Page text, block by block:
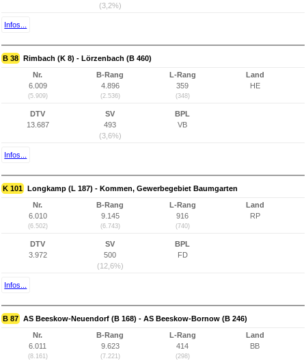
(3,2%)
Infos...
B 38 Rimbach (K 8) - Lörzenbach (B 460)
Nr.
6.009
(5.909)
B-Rang
4.896
(2.536)
L-Rang
359
(348)
Land
HE
DTV
13.687
SV
493
(3,6%)
BPL
VB
Infos...
K 101 Longkamp (L 187) - Kommen, Gewerbegebiet Baumgarten
Nr.
6.010
(6.502)
B-Rang
9.145
(6.743)
L-Rang
916
(740)
Land
RP
DTV
3.972
SV
500
(12,6%)
BPL
FD
Infos...
B 87 AS Beeskow-Neuendorf (B 168) - AS Beeskow-Bornow (B 246)
Nr.
6.011
(8.161)
B-Rang
9.623
(7.221)
L-Rang
414
(298)
Land
BB